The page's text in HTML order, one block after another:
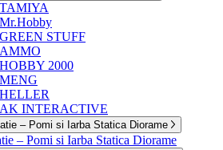
TAMIYA
Mr.Hobby
GREEN STUFF
AMMO
HOBBY 2000
MENG
HELLER
AK INTERACTIVE
– Pomi si Iarba Statica Diorame
– Pomi si Iarba Statica Diorame